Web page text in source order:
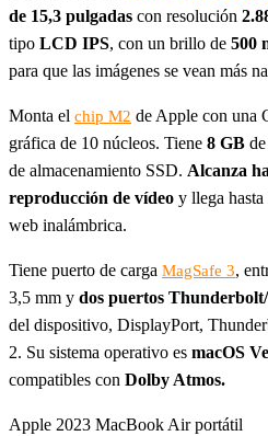
de 15,3 pulgadas con resolución
tipo LCD IPS, con un brillo de 500
para que las imágenes se vean más
Monta el chip M2 de Apple con una
gráfica de 10 núcleos. Tiene 8 GB
de almacenamiento SSD. Alcanza
reproducción de vídeo y llega
web inalámbrica.
Tiene puerto de carga MagSafe 3,
3,5 mm y dos puertos
del dispositivo, DisplayPort,
2. Su sistema operativo es macOS
compatibles con Dolby Atmos.
Apple 2023 MacBook Air portátil